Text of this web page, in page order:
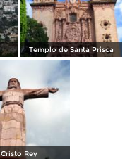
Templo de Santa Prisca
Cristo Rey